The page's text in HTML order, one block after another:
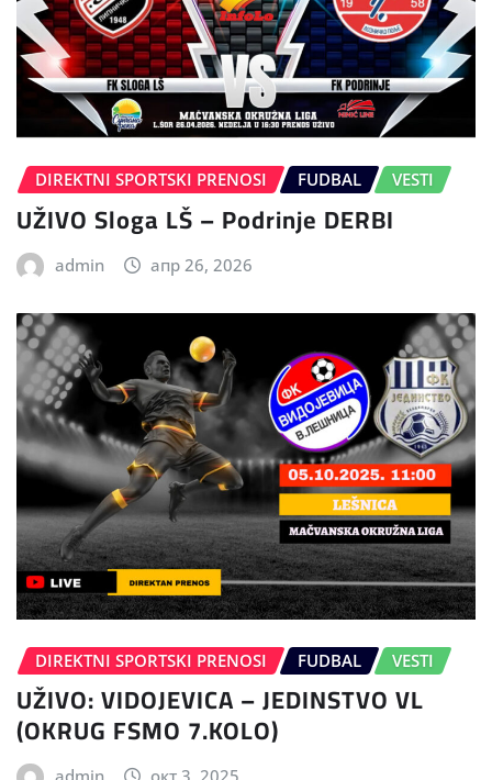
DIREKTNI SPORTSKI PRENOSI FUDBAL VESTI
UŽIVO Sloga LŠ – Podrinje DERBI
admin апр 26, 2026
DIREKTNI SPORTSKI PRENOSI FUDBAL VESTI
UŽIVO: VIDOJEVICA – JEDINSTVO VL
(OKRUG FSMO 7.KOLO)